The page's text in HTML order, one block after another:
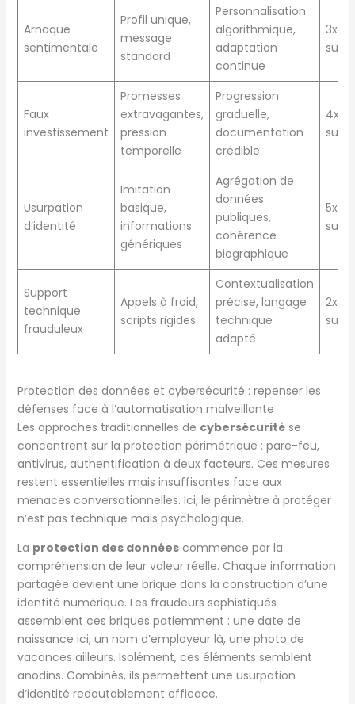
Arnaque
sentimentale
Profil unique,
message
standard
Personnalisation
algorithmique,
adaptation
continue
3x
Faux
investissement
Promesses
extravagantes,
pression
temporelle
Progression
graduelle,
documentation
crédible
4x
Usurpation
d’identité
Imitation
basique,
informations
génériques
Agrégation de
données
publiques,
cohérence
biographique
5x
Support
technique
frauduleux
Appels à froid,
scripts rigides
Contextualisation
précise, langage
technique
adapté
2x
Protection des données et cybersécurité : repenser les
défenses face à l’automatisation malveillante
Les approches traditionnelles de cybersécuritése
concentrent sur la protection périmétrique : pare-feu,
antivirus, authentification à deux facteurs. Ces mesures
restent essentielles mais insuffisantes face aux
menaces conversationnelles. Ici, le périmètre à protéger
n’est pas technique mais psychologique.
La protection des donnéescommence par la
compréhension de leur valeur réelle. Chaque information
partagée devient une brique dans la construction d’une
identité numérique. Les fraudeurs sophistiqués
assemblent ces briques patiemment : une date de
naissance ici, un nom d’employeur là, une photo de
vacances ailleurs. Isolément, ces éléments semblent
anodins. Combinés, ils permettent une usurpation
d’identité redoutablement efficace.